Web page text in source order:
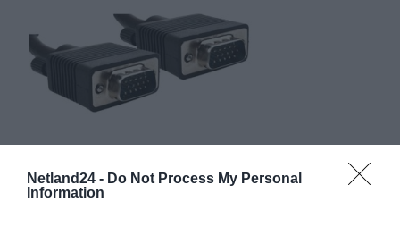
Netland24 - Do Not Process My Personal
Information